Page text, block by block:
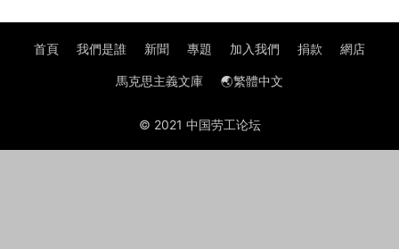
首頁 我們是誰 新聞 專題 加入我們 捐款 網店
馬克思主義文庫 🌏繁體中文
© 2021 中国劳工论坛